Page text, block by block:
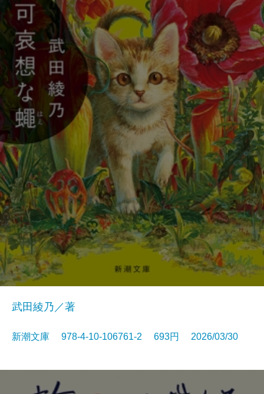
武田綾乃／著
新潮文庫 978-4-10-106761-2 693円 2026/03/30